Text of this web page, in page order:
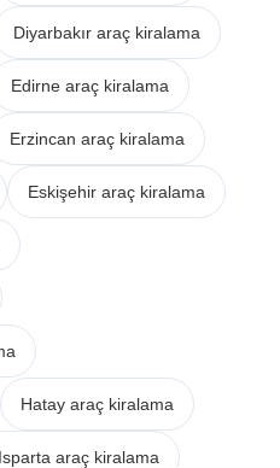
Diyarbakır araç kiralama
Edirne araç kiralama
Erzincan araç kiralama
Eskişehir araç kiralama
Hatay araç kiralama
Isparta araç kiralama